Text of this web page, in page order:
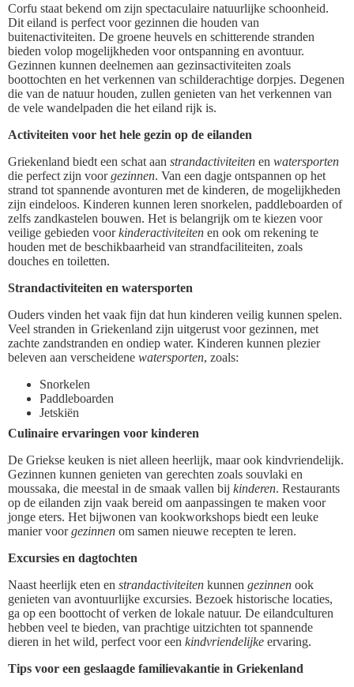
Corfu staat bekend om zijn spectaculaire natuurlijke schoonheid.
Dit eiland is perfect voor gezinnen die houden van
buitenactiviteiten. De groene heuvels en schitterende stranden
bieden volop mogelijkheden voor ontspanning en avontuur.
Gezinnen kunnen deelnemen aan gezinsactiviteiten zoals
boottochten en het verkennen van schilderachtige dorpjes. Degenen
die van de natuur houden, zullen genieten van het verkennen van
de vele wandelpaden die het eiland rijk is.
Activiteiten voor het hele gezin op de eilanden
Griekenland biedt een schat aan strandactiviteiten en watersporten
die perfect zijn voorgezinnen. Van een dagje ontspannen op het
strand tot spannende avonturen met de kinderen, de mogelijkheden
zijn eindeloos. Kinderen kunnen leren snorkelen, paddleboarden of
zelfs zandkastelen bouwen. Het is belangrijk om te kiezen voor
veilige gebieden voorkinderactiviteiten en ook om rekening te
houden met de beschikbaarheid van strandfaciliteiten, zoals
douches en toiletten.
Strandactiviteiten en watersporten
Ouders vinden het vaak fijn dat hun kinderen veilig kunnen spelen.
Veel stranden in Griekenland zijn uitgerust voor gezinnen, met
zachte zandstranden en ondiep water. Kinderen kunnen plezier
beleven aan verscheidene watersporten, zoals:
Snorkelen
Paddleboarden
Jetskiën
Culinaire ervaringen voor kinderen
De Griekse keuken is niet alleen heerlijk, maar ook kindvriendelijk.
Gezinnen kunnen genieten van gerechten zoals souvlaki en
moussaka, die meestal in de smaak vallen bij kinderen. Restaurants
op de eilanden zijn vaak bereid om aanpassingen te maken voor
jonge eters. Het bijwonen van kookworkshops biedt een leuke
manier voorgezinnen om samen nieuwe recepten te leren.
Excursies en dagtochten
Naast heerlijk eten en strandactiviteiten kunnen gezinnen ook
genieten van avontuurlijke excursies. Bezoek historische locaties,
ga op een boottocht of verken de lokale natuur. De eilandculturen
hebben veel te bieden, van prachtige uitzichten tot spannende
dieren in het wild, perfect voor een kindvriendelijke ervaring.
Tips voor een geslaagde familievakantie in Griekenland